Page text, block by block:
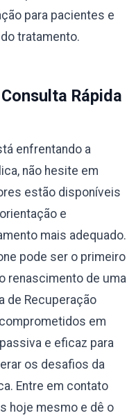
para pacientes e
tratamento.
Rápida
enfrentando a
não hesite em
estão disponíveis
e
mais adequado.
pode ser o primeiro
renascimento de uma
de Recuperação
em
e eficaz para
os desafios da
Entre em contato
hoje mesmo e dê o